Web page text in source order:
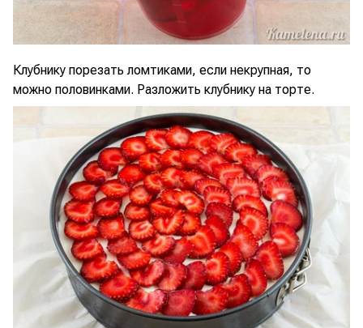
Клубнику порезать ломтиками, если некрупная, то
можно половинками. Разложить клубнику на торте.